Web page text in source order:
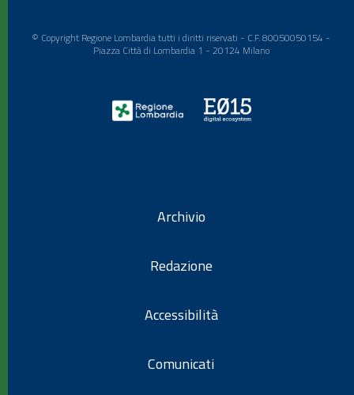
© Copyright Regione Lombardia tutti i diritti riservati - C.F. 80050050154 -
Piazza Città di Lombardia 1 - 20124 Milano
Archivio
Redazione
Accessibilità
Comunicati